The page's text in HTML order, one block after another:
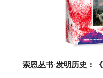
索恩丛书·发明历史：